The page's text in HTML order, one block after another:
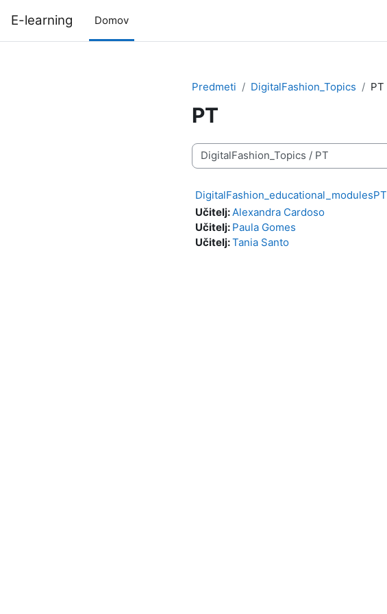
E-learning Domov
Predmeti
DigitalFashion_Topics PT
PT
Kategorije predmetov
DigitalFashion_educational_modulesPT
Učitelj: Alexandra Cardoso
Učitelj: Paula Gomes
Učitelj:Tania Santo